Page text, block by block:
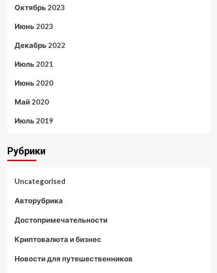
Октябрь 2023
Июнь 2023
Декабрь 2022
Июль 2021
Июнь 2020
Май 2020
Июль 2019
Рубрики
Uncategorised
Авторубрика
Достопримечательности
Криптовалюта и бизнес
Новости для путешественников